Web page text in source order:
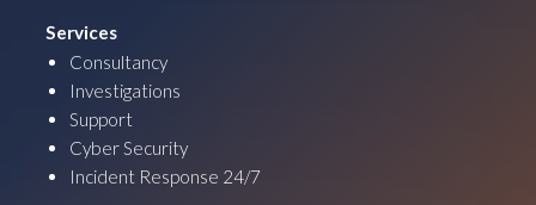
Services
Consultancy
Investigations
Support
Cyber Security
Incident Response 24/7